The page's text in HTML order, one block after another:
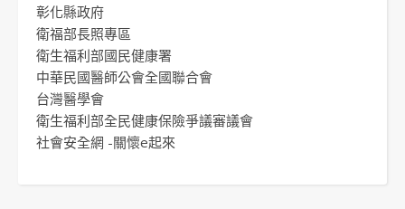
彰化縣政府
衛福部長照專區
衛生福利部國民健康署
中華民國醫師公會全國聯合會
台灣醫學會
衛生福利部全民健康保險爭議審議會
社會安全網 -關懷e起來